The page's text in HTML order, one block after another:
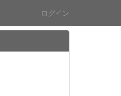
ログイン